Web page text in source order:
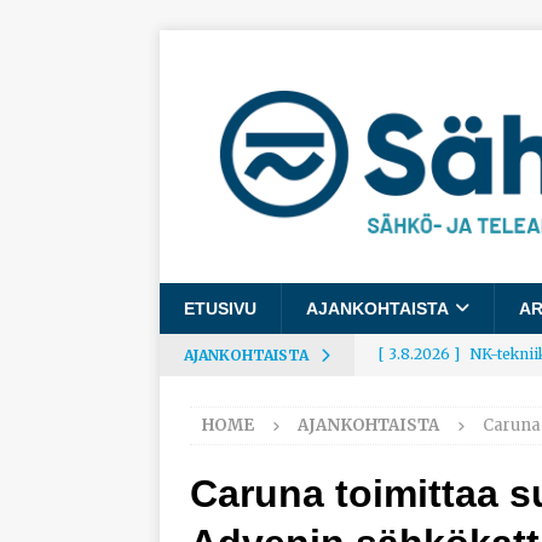
ETUSIVU AJANKOHTAISTA
AJANKOHTAISTA [ 3.8.2026 ] NK-
[ 3.8.2026 ]
AJANKOHTAISTA
HOME AJANKOHTAISTA
Caruna toimittaa